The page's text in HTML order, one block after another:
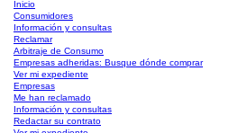
Inicio
Consumidores
Información y consultas
Reclamar
Arbitraje de Consumo
Empresas adheridas: Busque dónde comprar
Ver mi expediente
Empresas
Me han reclamado
Información y consultas
Redactar su contrato